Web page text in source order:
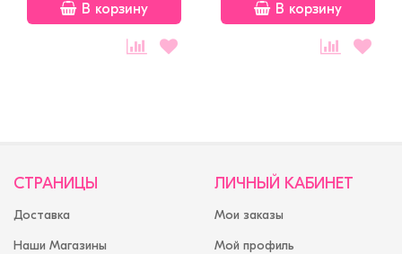
В корзину В корзину
СТРАНИЦЫ
Доставка
Наши Магазины
ЛИЧНЫЙ КАБИНЕТ
Мои заказы
Мой профиль